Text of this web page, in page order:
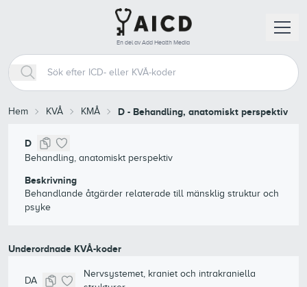
En del av Add Health Media
Hem KVÅ KMÅ D - Behandling, anatomiskt perspektiv
D
Behandling, anatomiskt perspektiv
Beskrivning
Behandlande åtgärder relaterade till mänsklig struktur och
psyke
Underordnade KVÅ-koder
DA
Nervsystemet, kraniet och intrakraniella